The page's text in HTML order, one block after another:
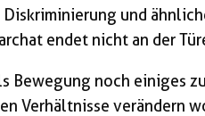
und
endet nicht an der
Bewegung noch einiges
Verhältnisse verändern